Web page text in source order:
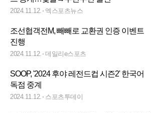
2024.11.12. 엑스포츠뉴스
조선협객전M, 빼빼로 교환권 인증 이벤트
진행
2024.11.12. 데일리e스포츠
SOOP, '2024 후야 레전드컵 시즌2' 한국어
독점 중계
2024.11.12. 스포츠투데이